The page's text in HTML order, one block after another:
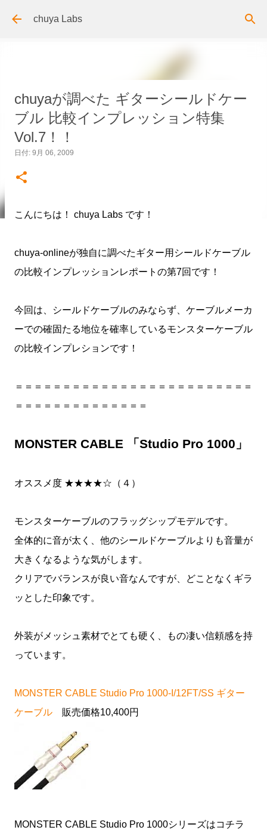
スキップしてメイン コンテンツに移動
chuya Labs
chuyaが調べた ギターシールドケー
ブル 比較インプレッション特集
Vol.7！！
日付: 9月 06, 2009
こんにちは！ chuya Labs です！
chuya-onlineが独自に調べたギター用シールドケーブル
の比較インプレッションレポートの第7回です！
今回は、シールドケーブルのみならず、ケーブルメーカ
ーでの確固たる地位を確率しているモンスターケーブル
の比較インプレションです！
＝＝＝＝＝＝＝＝＝＝＝＝＝＝＝＝＝＝＝＝＝＝＝＝＝
＝＝＝＝＝＝＝＝＝＝＝＝＝＝
MONSTER CABLE 「Studio Pro 1000」
オススメ度 ★★★★☆（４）
モンスターケーブルのフラッグシップモデルです。
全体的に音が太く、他のシールドケーブルよりも音量が
大きくなるような気がします。
クリアでバランスが良い音なんですが、どことなくギラ
ッとした印象です。
外装がメッシュ素材でとても硬く、もの凄い信頼感を持
っています。
MONSTER CABLE Studio Pro 1000-I/12FT/SS ギター
ケーブル 販売価格10,400円
MONSTER CABLE Studio Pro 1000シリーズはコチラ